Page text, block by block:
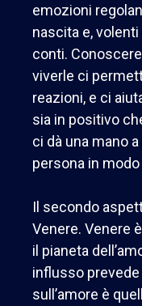
emozioni
nascita e,
conti.
viverle ci
reazioni, e ci
sia in positivo
ci dà una mano
persona in
Il secondo
Venere. Venere
il pianeta
influsso
sull’amore è